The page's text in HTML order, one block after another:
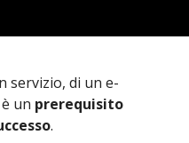
servizio, di un e-
un prerequisito
.